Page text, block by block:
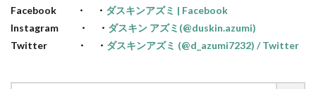
Facebook ・ ・ ダスキンアズミ | Facebook
Instagram ・ ・ ダスキン アズミ(@duskin.azumi)
Twitter ・ ・ ダスキンアズミ (@d_azumi7232) / Twitter